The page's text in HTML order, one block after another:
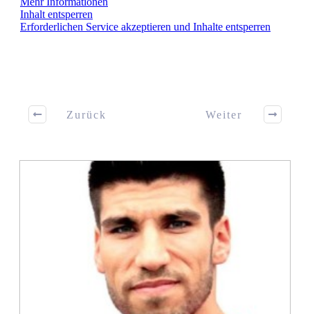
Inhalt entsperren
Erforderlichen Service akzeptieren und Inhalte entsperren
Zurück Weiter